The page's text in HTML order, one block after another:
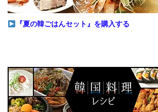
『夏の韓ごはんセット』を購入する